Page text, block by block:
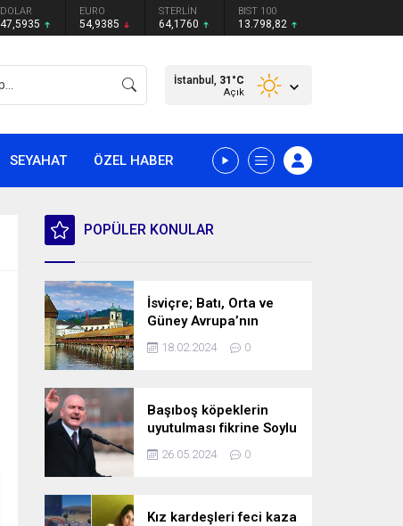
DOLAR
47,5935
EURO
54,9385
STERLİN
64,1760
BIST 100
13.798,82
İstanbul, 31 °C
Açık
SEYAHAT ÖZEL HABER
POPÜLER KONULAR
İsviçre; Batı, Orta ve
Güney Avrupa’nın
kesişme noktasında
bulunan bir ülke.
18.02.2024 0
Başıboş köpeklerin
uyutulması fikrine Soylu
da karşı çıktı: Gönlüm
razı değil
26.05.2024 0
Kız kardeşleri feci kaza